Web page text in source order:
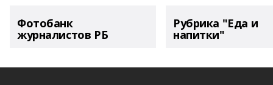
Фотобанк
журналистов РБ
Рубрика "Еда и
напитки"